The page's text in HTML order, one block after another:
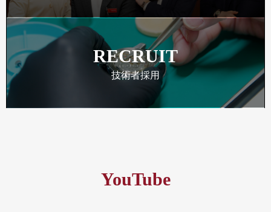
RECRUIT
技術者採用
YouTube